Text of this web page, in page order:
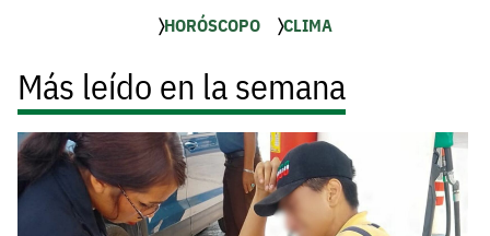
HORÓSCOPO CLIMA
Más leído en la semana